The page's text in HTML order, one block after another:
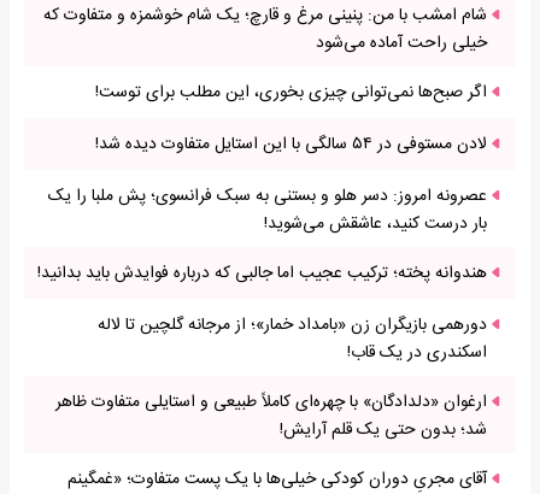
شام امشب با من: پنینی مرغ و قارچ؛ یک شام خوشمزه و متفاوت که
خیلی راحت آماده می‌شود
اگر صبح‌ها نمی‌توانی چیزی بخوری، این مطلب برای توست!
لادن مستوفی در ۵۴ سالگی با این استایل متفاوت دیده شد!
عصرونه امروز: دسر هلو و بستنی به سبک فرانسوی؛ پش ملبا را یک
بار درست کنید، عاشقش می‌شوید!
هندوانه پخته؛ ترکیب عجیب اما جالبی که درباره فوایدش باید بدانید!
دورهمی بازیگران زن «بامداد خمار»؛ از مرجانه گلچین تا لاله
اسکندری در یک قاب!
ارغوان «دلدادگان» با چهره‌ای کاملاً طبیعی و استایلی متفاوت ظاهر
شد؛ بدون حتی یک قلم آرایش!
آقای مجریِ دوران کودکی خیلی‌ها با یک پست متفاوت؛ «غمگینم